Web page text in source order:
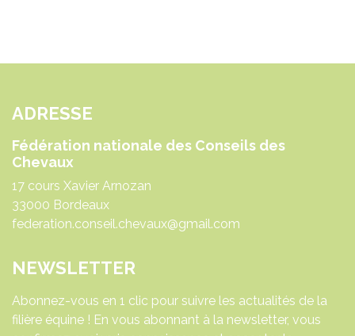
ADRESSE
Fédération nationale des Conseils des
Chevaux
17 cours Xavier Arnozan
33000 Bordeaux
federation.conseil.chevaux@gmail.com
NEWSLETTER
Abonnez-vous en 1 clic pour suivre les actualités de la
filière équine ! En vous abonnant à la newsletter, vous